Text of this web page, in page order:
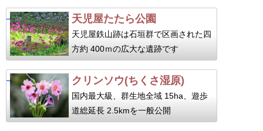
天児屋たたら公園
天児屋鉄山跡は石垣群で区画された四
方約 400ｍの広大な遺跡です
クリンソウ(ちくさ湿原)
国内最大級、群生地全域 15ha、遊歩
道総延長 2.5kmを一般公開